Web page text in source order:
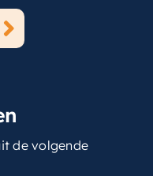
de volgende